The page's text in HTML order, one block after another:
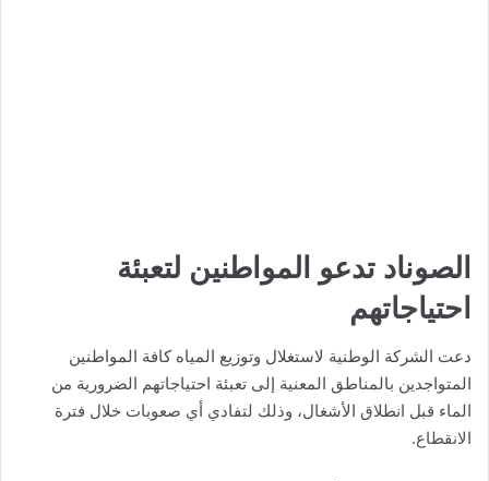
الصوناد تدعو المواطنين لتعبئة
احتياجاتهم
دعت الشركة الوطنية لاستغلال وتوزيع المياه كافة المواطنين
المتواجدين بالمناطق المعنية إلى تعبئة احتياجاتهم الضرورية من
الماء قبل انطلاق الأشغال، وذلك لتفادي أي صعوبات خلال فترة
الانقطاع.